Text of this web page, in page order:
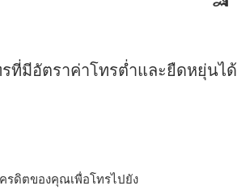
ที่มีอัตราค่าโทรต่ำและยืดหยุ่นได้
รดิตของคุณเพื่อโทรไปยัง